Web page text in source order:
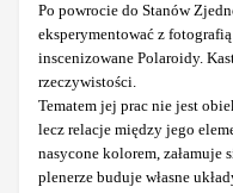
Po powrocie do Stanów
eksperymentować z
inscenizowane Polaroidy.
rzeczywistości.
Tematem jej prac nie jest
lecz relacje między jego
nasycone kolorem, załamuje
plenerze buduje własne